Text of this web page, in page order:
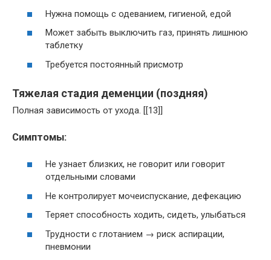
Нужна помощь с одеванием, гигиеной, едой
Может забыть выключить газ, принять лишнюю
таблетку
Требуется постоянный присмотр
Тяжелая стадия деменции (поздняя)
Полная зависимость от ухода. [[13]]
Симптомы:
Не узнает близких, не говорит или говорит
отдельными словами
Не контролирует мочеиспускание, дефекацию
Теряет способность ходить, сидеть, улыбаться
Трудности с глотанием → риск аспирации,
пневмонии